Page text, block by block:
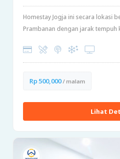
Homestay Jogja ini secara lokasi
Prambanan dengan jarak tempuh
Rp 500,000/ malam
Lihat